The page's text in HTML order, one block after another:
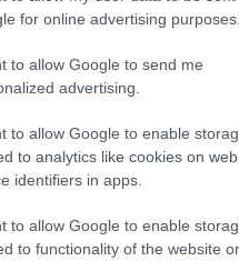
for online advertising purposes.
to allow Google to send me
advertising.
to allow Google to enable
to analytics like cookies on
identifiers in apps.
to allow Google to enable
to functionality of the website
για χρήση κινητού
για μη
1.865 παραβάσεις
για επικίνδυνους